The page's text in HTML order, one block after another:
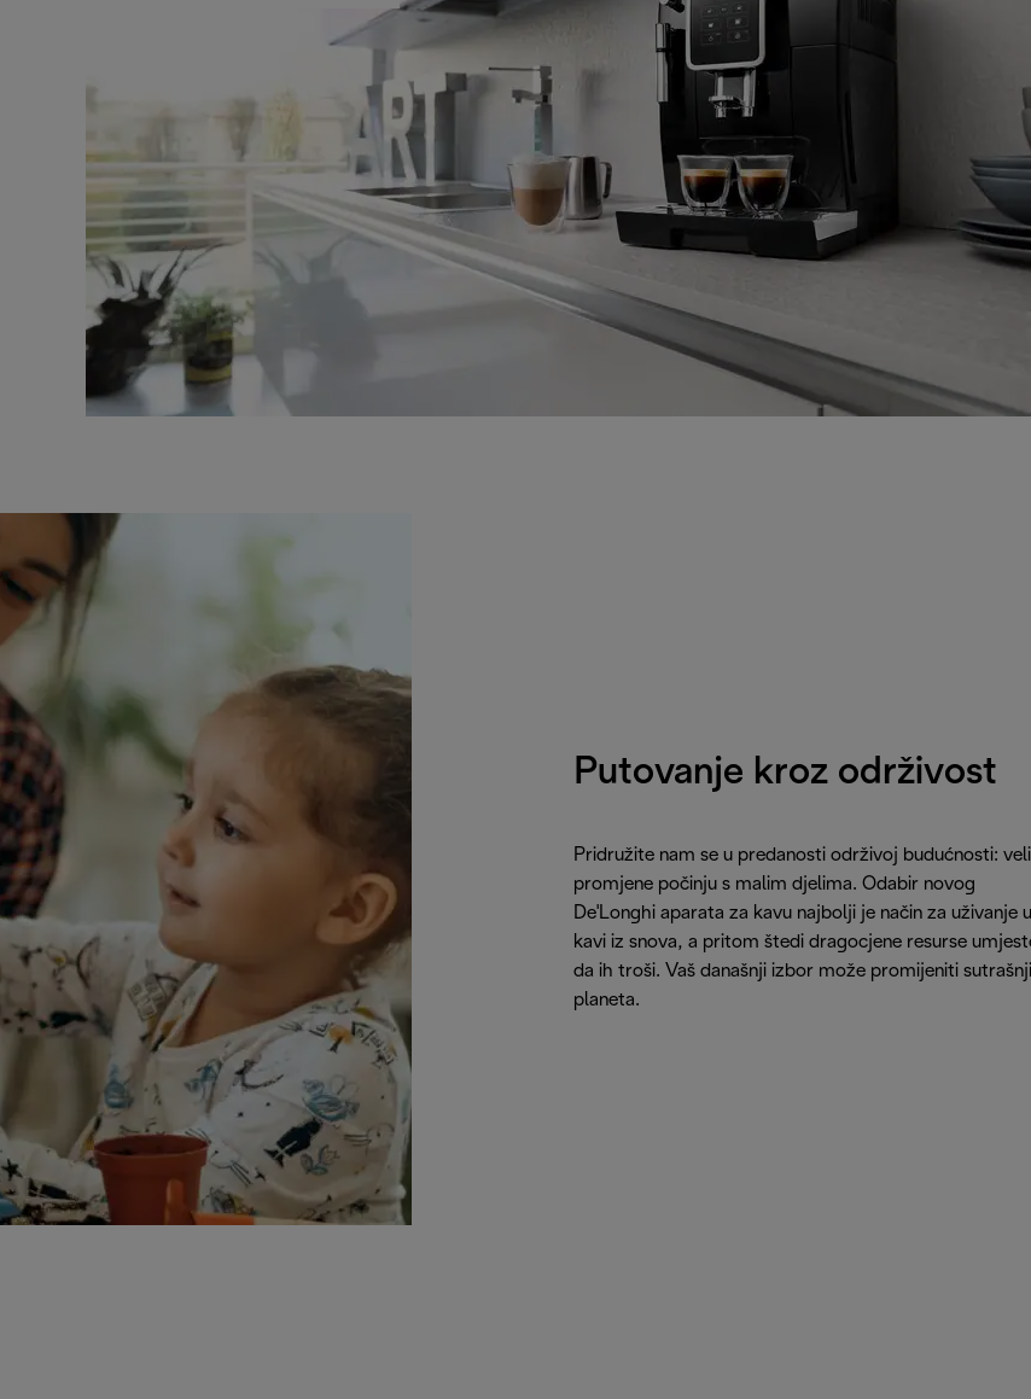
Putovanje kroz održivost
Pridružite nam se u predanosti održivoj budućnosti:
promjene počinju s malim djelima. Odabir novog
De'Longhi aparata za kavu najbolji je način za uživanje u
kavi iz snova, a pritom štedi dragocjene resurse
da ih troši. Vaš današnji izbor može promijeniti
planeta.